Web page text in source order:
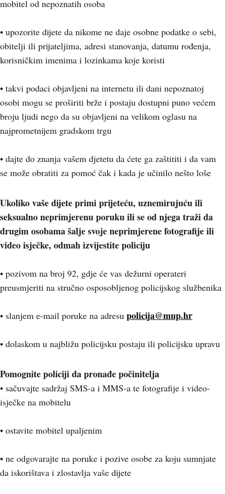
mobitel od nepoznatih osoba
• upozorite dijete da nikome ne daje osobne podatke o sebi,
obitelji ili prijateljima, adresi stanovanja, datumu rođenja,
korisničkim imenima i lozinkama koje koristi
• takvi podaci objavljeni na internetu ili dani nepoznatoj
osobi mogu se proširiti brže i postaju dostupni puno većem
broju ljudi nego da su objavljeni na velikom oglasu na
najprometnijem gradskom trgu
• dajte do znanja vašem djetetu da ćete ga zaštititi i da vam
se može obratiti za pomoć čak i kada je učinilo nešto loše
Ukoliko vaše dijete primi prijeteću, uznemirujuću ili
seksualno neprimjerenu poruku ili se od njega traži da
drugim osobama šalje svoje neprimjerene fotografije ili
video isječke, odmah izvijestite policiju
• pozivom na broj 92, gdje će vas dežurni operateri
preusmjeriti na stručno osposobljenog policijskog službenika
• slanjem e-mail poruke na adresu policija@mup.hr
• dolaskom u najbližu policijsku postaju ili policijsku upravu
Pomognite policiji da pronađe počinitelja
• sačuvajte sadržaj SMS-a i MMS-a te fotografije i video-
isječke na mobitelu
• ostavite mobitel upaljenim
• ne odgovarajte na poruke i pozive osobe za koju sumnjate
da iskorištava i zlostavlja vaše dijete